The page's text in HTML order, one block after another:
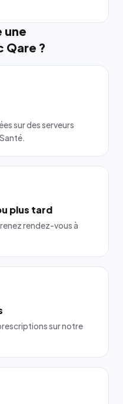
une
Qare ?
sur des serveurs
plus tard
rendez-vous à
sur notre